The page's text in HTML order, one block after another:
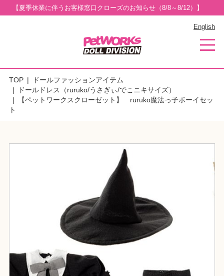
【夏季休業に伴うお客様窓口クローズのお知らせ（8/8～8/12）】
English
TOP
ドールファッションアイテム
ドールドレス（ruruko/うさぎぃ/でこニキサイズ）
【ペットワークスクローゼット】 ruruko魔法っ子ボーイセッ
ト